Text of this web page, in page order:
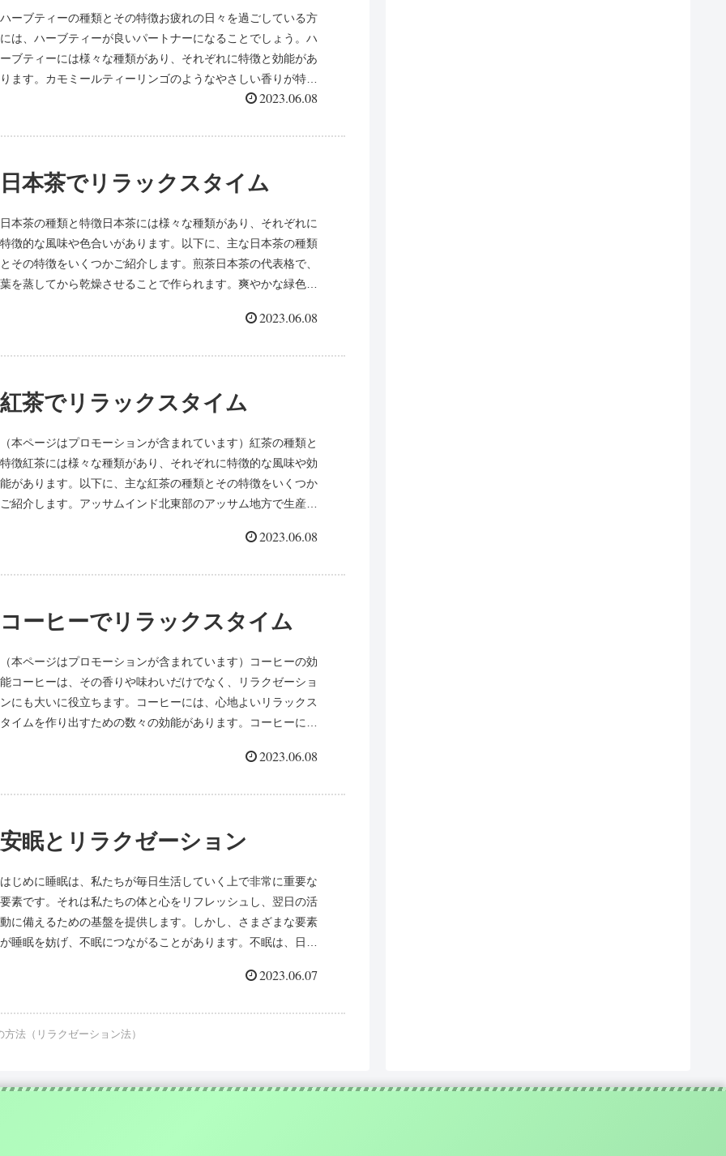
ハーブティーの種類とその特徴お疲れの日々を過ごしている方
には、ハーブティーが良いパートナーになることでしょう。ハ
ーブティーには様々な種類があり、それぞれに特徴と効能があ
ります。カモミールティーリンゴのようなやさしい香りが特徴
2023.06.08
日本茶でリラックスタイム
日本茶の種類と特徴日本茶には様々な種類があり、それぞれに
特徴的な風味や色合いがあります。以下に、主な日本茶の種類
とその特徴をいくつかご紹介します。煎茶日本茶の代表格で、
葉を蒸してから乾燥させることで作られます。爽やかな緑色と
2023.06.08
紅茶でリラックスタイム
（本ページはプロモーションが含まれています）紅茶の種類と
特徴紅茶には様々な種類があり、それぞれに特徴的な風味や効
能があります。以下に、主な紅茶の種類とその特徴をいくつか
ご紹介します。アッサムインド北東部のアッサム地方で生産さ
2023.06.08
コーヒーでリラックスタイム
（本ページはプロモーションが含まれています）コーヒーの効
能コーヒーは、その香りや味わいだけでなく、リラクゼーショ
ンにも大いに役立ちます。コーヒーには、心地よいリラックス
タイムを作り出すための数々の効能があります。コーヒーに含
2023.06.08
安眠とリラクゼーション
はじめに睡眠は、私たちが毎日生活していく上で非常に重要な
要素です。それは私たちの体と心をリフレッシュし、翌日の活
動に備えるための基盤を提供します。しかし、さまざまな要素
が睡眠を妨げ、不眠につながることがあります。不眠は、日中
2023.06.07
法（リラクゼーション法）